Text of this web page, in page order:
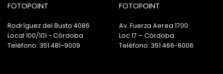
FOTOPOINT
Rodríguez del Busto 4086
Local 100/101 - Córdoba
Teléfono: 351 481-9009
FOTOPOINT
Av. Fuerza Aerea 1700
Loc 17 – Córdoba.
Teléfono: 351 466-6006